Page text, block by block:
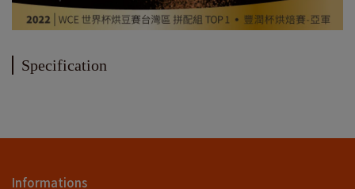
Specification
Informations